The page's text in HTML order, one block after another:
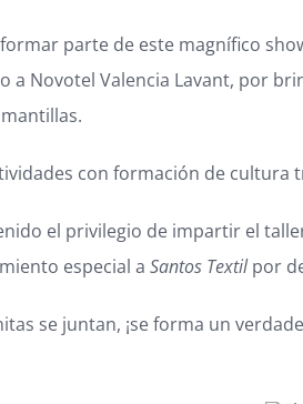
parte de este magnífico
a Novotel Valencia Lavant, por
mantillas.
con formación de cultura
el privilegio de impartir el
especial a Santos Textilpor
se juntan, ¡se forma un